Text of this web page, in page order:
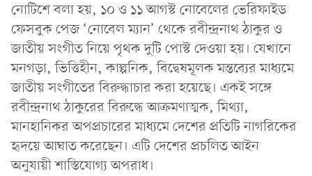
নোটিশে বলা হয়, ১০ ও ১১ আগস্ট নোবেলের ভেরিফাইড
ফেসবুক পেজ ‘নোবেল ম্যান’ থেকে রবীন্দ্রনাথ ঠাকুর ও
জাতীয় সংগীত নিয়ে পৃথক দুটি পোস্ট দেওয়া হয়। যেখানে
মনগড়া, ভিত্তিহীন, কাল্পনিক, বিদ্বেষমূলক মন্তব্যের মাধ্যমে
জাতীয় সংগীতের বিরুদ্ধাচার করা হয়েছে। একই সঙ্গে
রবীন্দ্রনাথ ঠাকুরের বিরুদ্ধে আক্রমণাত্মক, মিথ্যা,
মানহানিকর অপপ্রচারের মাধ্যমে দেশের প্রতিটি নাগরিকের
হৃদয়ে আঘাত করেছেন। এটি দেশের প্রচলিত আইন
অনুযায়ী শাস্তিযোগ্য অপরাধ।